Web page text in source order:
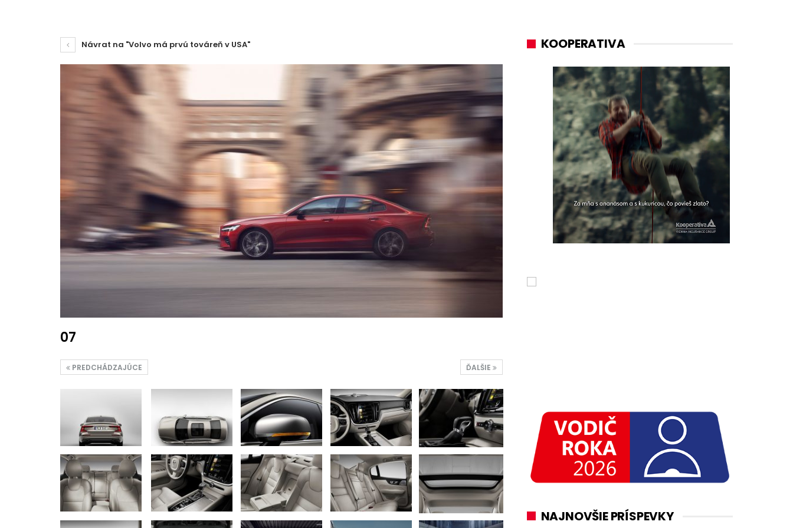
Návrat na "Volvo má prvú továreň v USA"
07
ĎALŠIE
PREDCHÁDZAJÚCE
KOOPERATIVA
NAJNOVŠIE PRÍSPEVKY